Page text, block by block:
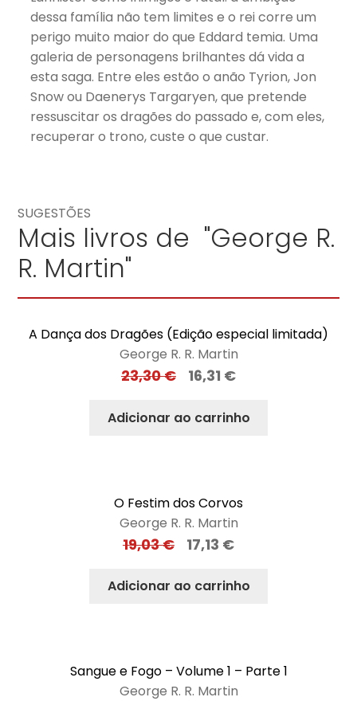
dessa família não tem limites e o rei corre um
perigo muito maior do que Eddard temia. Uma
galeria de personagens brilhantes dá vida a
esta saga. Entre eles estão o anão Tyrion, Jon
Snow ou Daenerys Targaryen, que pretende
ressuscitar os dragões do passado e, com eles,
recuperar o trono, custe o que custar.
SUGESTÕES
Mais livros de "George R.
R. Martin"
A Dança dos Dragões (Edição especial limitada)
George R. R. Martin
23,30€ 16,31 €
Adicionar ao carrinho
O Festim dos Corvos
George R. R. Martin
19,03€ 17,13 €
Adicionar ao carrinho
Sangue e Fogo – Volume 1 – Parte 1
George R. R. Martin